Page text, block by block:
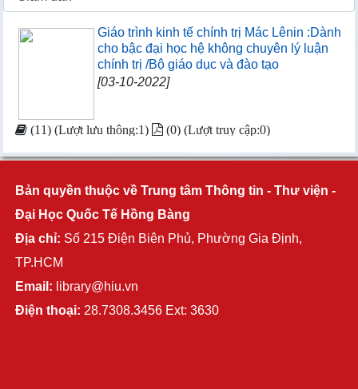
Giáo trình kinh tế chính trị Mác Lênin :Dành
cho bậc đại học hệ không chuyên lý luận
chính trị /Bộ giáo dục và đào tạo
[03-10-2022]
(11) (Lượt lưu thông:1) (0) (Lượt truy cập:0)
Bản quyền thuộc về Trung tâm Thông tin - Thư viện -
Đại Học Quốc Tế Hồng Bàng
Địa chỉ: Số 215 Điện Biên Phủ, Phường Gia Định,
TP.HCM
Email: library@hiu.vn
Điện thoại: 28.7308.3456 Ext: 3630